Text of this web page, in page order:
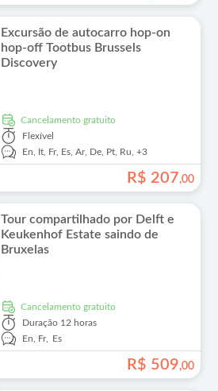
Excursão de autocarro hop-on
hop-off Tootbus Brussels
Discovery
Cancelamento gratuito
Flexível
En,
It, Fr, Es, Ar, De, Pt, Ru, +3
R$ 207,00
Tour compartilhado por Delft e
Keukenhof Estate saindo de
Bruxelas
Cancelamento gratuito
Duração 12 horas
En,
Fr, Es
R$ 509,00